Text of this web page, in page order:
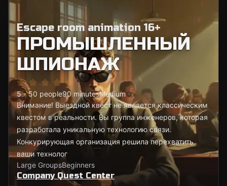
Escape room animation 16+
ПРОМЫШЛЕННЫЙ
ШПИОНАЖ
5 - 50 people90 minutesMedium
Внимание! Выездной квест не является классическим
квестом в реальности. Вы группа инженеров, которая
разработала уникальную технологию связи.
Конкурирующая организация решила перехватить
ваши технолог
Large GroupsBeginners
Company Quest Center